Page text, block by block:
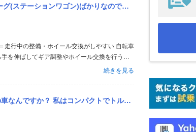
ーだからという理由であれば、観客の立場から見てもレヴォーグだけでな...
を伸ばしてギア調整やホイール交換を行うこ
く危険。 ステーションワゴンは低重心で、整
続きを見る
欲しいのですが、 VWゴルフヴァリアントを試乗後、 排気量が大きく、...